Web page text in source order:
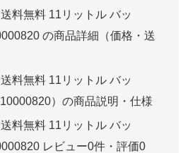
料無料 11リットル バッ
の商品詳細（価格・送
料無料 11リットル バッ
10000820）の商品説明・仕様
料無料 11リットル バッ
レビュー0件・評価0